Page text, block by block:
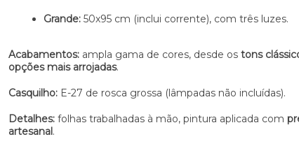
Grande:50x95 cm (inclui corrente), com três luzes.
Acabamentos:ampla gama de cores, desde os tons
opções mais arrojadas.
Casquilho:E-27 de rosca grossa (lâmpadas não incluídas).
Detalhes:folhas trabalhadas à mão, pintura aplicada com
artesanal.